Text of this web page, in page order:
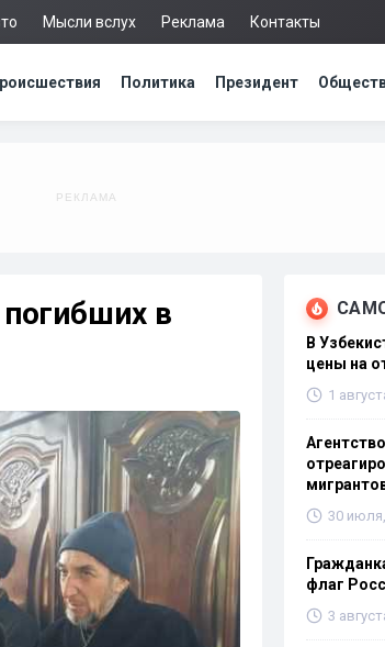
Мысли вслух Реклама Контакты
Политика Президент
в
В
цены на
1
30
флаг
3